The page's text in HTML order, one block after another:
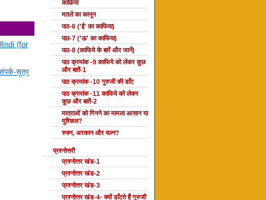
(for
सूत्र
काफ़िया
मतले का कानून
पाठ-6 ('ई' का काफिया)
पाठ-7 ('ऊ' का काफिया)
पाठ-8 (काफिये के बारें और जानें)
पाठ क्रमांक -9 काफिये को लेकर कुछ
और बातें-1
पाठ क्रमांक -10 गुरुजी की डाँट
पाठ क्रमांक -11 काफिये को लेकर
कुछ और बातें-2
मात्राओं को गिनने का मामला आसान या
मुश्किल?
रुक्न, अरकान और वज़्न?
प्रश्नोत्तरी
प्रश्नोत्तर खंड-1
प्रश्नोत्तर खंड-2
प्रश्नोत्तर खंड-3
प्रश्नोत्तर खंड-4- क्यों डाँटते हैं गुरुजी